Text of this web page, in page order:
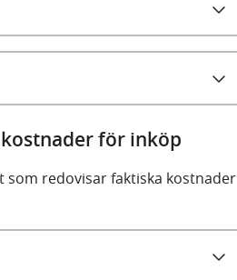
för inköp
redovisar faktiska kostnader